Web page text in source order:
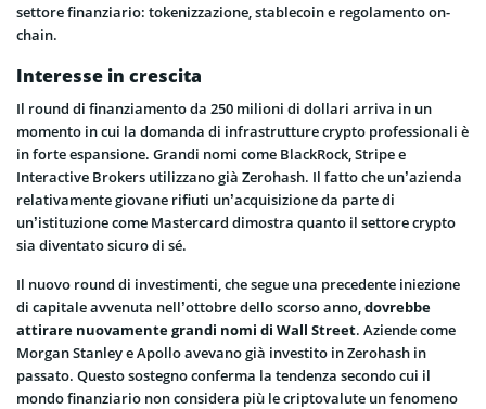
settore finanziario: tokenizzazione, stablecoin e regolamento on-
chain.
Interesse in crescita
Il round di finanziamento da 250 milioni di dollari arriva in un
momento in cui la domanda di infrastrutture crypto professionali è
in forte espansione. Grandi nomi come BlackRock, Stripe e
Interactive Brokers utilizzano già Zerohash. Il fatto che un’azienda
relativamente giovane rifiuti un’acquisizione da parte di
un’istituzione come Mastercard dimostra quanto il settore crypto
sia diventato sicuro di sé.
Il nuovo round di investimenti, che segue una precedente iniezione
di capitale avvenuta nell’ottobre dello scorso anno,dovrebbe
attirare nuovamente grandi nomi di Wall Street. Aziende come
Morgan Stanley e Apollo avevano già investito in Zerohash in
passato. Questo sostegno conferma la tendenza secondo cui il
mondo finanziario non considera più le criptovalute un fenomeno